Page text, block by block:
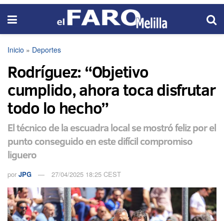
Inicio » Deportes
Rodríguez: “Objetivo
cumplido, ahora toca disfrutar
todo lo hecho”
El técnico de la escuadra local se mostró feliz por el
punto conseguido en este difícil compromiso
liguero
por JPG 27/04/2025 18:25 CEST